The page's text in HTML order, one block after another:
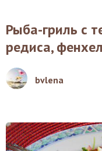
Рыба-гриль с
редиса,
bvlena